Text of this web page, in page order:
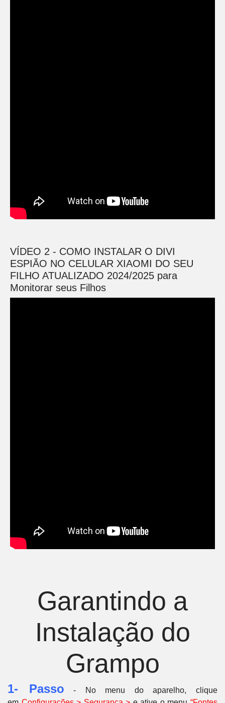
VÍDEO 2 - COMO INSTALAR O DIVI
ESPIÃO NO CELULAR XIAOMI DO SEU
FILHO ATUALIZADO 2024/2025 para
Monitorar seus Filhos
Garantindo a
Instalação do
Grampo
1- Passo - No menu do aparelho, clique